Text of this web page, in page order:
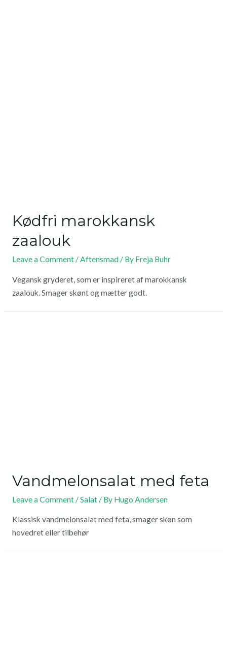
Kødfri marokkansk
zaalouk
Leave a Comment /Aftensmad/ By Freja Buhr
Vegansk gryderet, som er inspireret af marokkansk
zaalouk. Smager skønt og mætter godt.
Vandmelonsalat med feta
Leave a Comment /Salat/ By Hugo Andersen
Klassisk vandmelonsalat med feta, smager skøn som
hovedret eller tilbehør